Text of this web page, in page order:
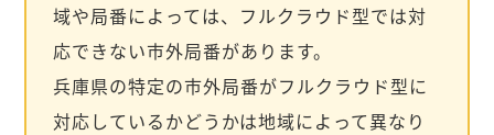
域や局番によっては、フルクラウド型では対
応できない市外局番があります。
兵庫県の特定の市外局番がフルクラウド型に
対応しているかどうかは地域によって異なり